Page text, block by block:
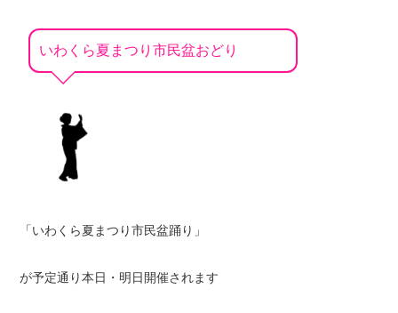
いわくら夏まつり市民盆おどり
「いわくら夏まつり市民盆踊り」
が予定通り本日・明日開催されます